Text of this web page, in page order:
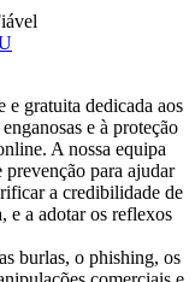
e gratuita dedicada aos
e à proteção
A nossa equipa
prevenção para ajudar
a credibilidade de
e a adotar os reflexos
burlas, o phishing, os